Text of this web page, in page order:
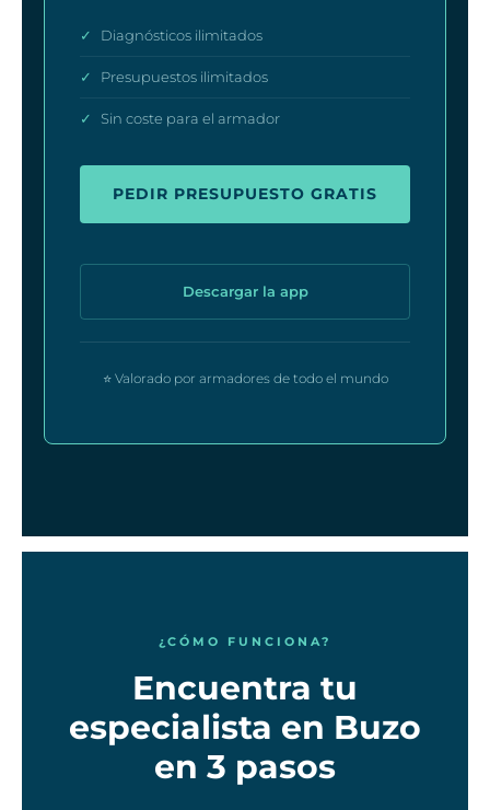
✓ Diagnósticos ilimitados
✓ Presupuestos ilimitados
✓ Sin coste para el armador
PEDIR PRESUPUESTO GRATIS
Descargar la app
⭐ Valorado por armadores de todo el mundo
¿CÓMO FUNCIONA?
Encuentra tu
especialista en Buzo
en 3 pasos